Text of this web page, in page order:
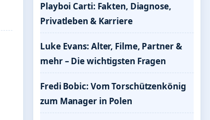
Playboi Carti: Fakten, Diagnose,
Privatleben & Karriere
Luke Evans: Alter, Filme, Partner &
mehr – Die wichtigsten Fragen
Fredi Bobic: Vom Torschützenkönig
zum Manager in Polen